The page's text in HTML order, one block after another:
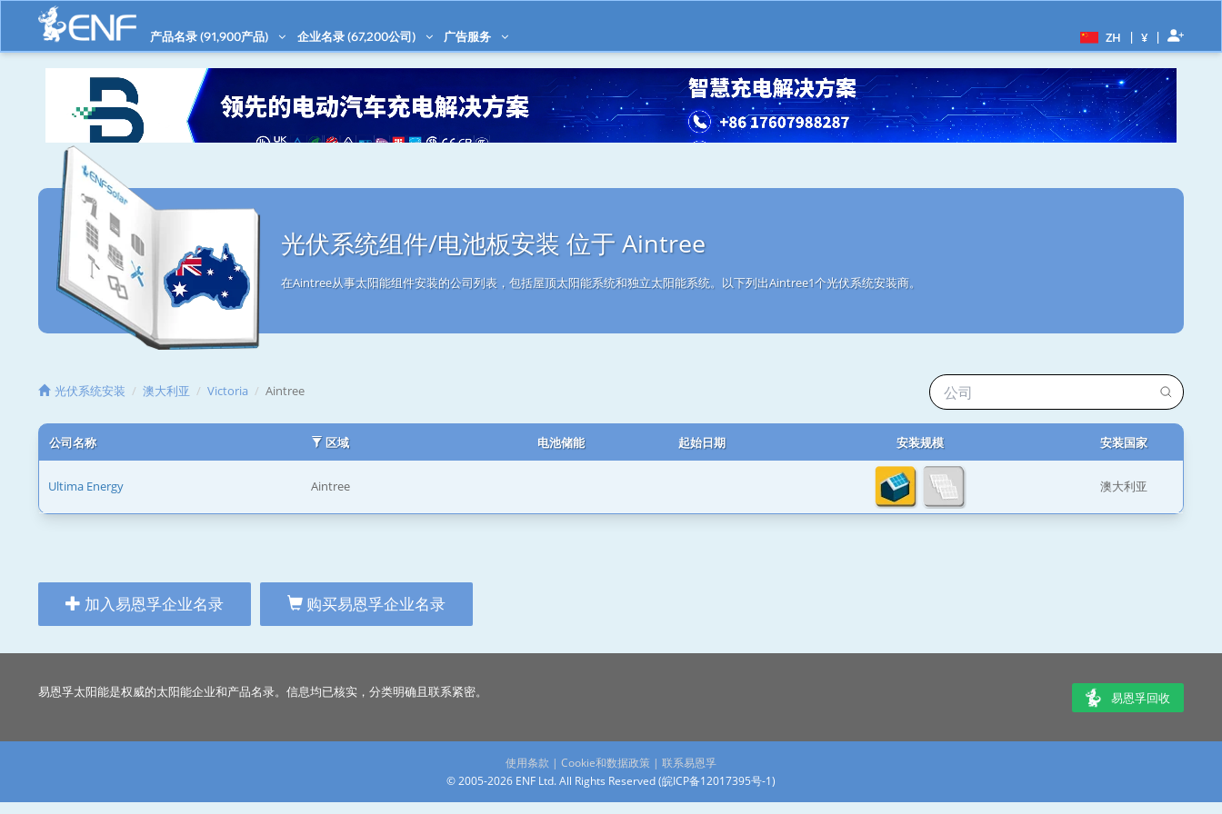
产品名录 (91,900产品) 企业名录 (67,200公司) 广告服务 ZH | ¥ |
光伏系统组件/电池板安装 位于 Aintree
在Aintree从事太阳能组件安装的公司列表，包括屋顶太阳能系统和独立太阳能系统。以下列出Aintree1个光伏系统安装商。
光伏系统安装 澳大利亚 Victoria Aintree
公司名称 区域 电池储能 起始日期 安装规模 安装国家
Ultima Energy Aintree 澳大利亚
加入易恩孚企业名录 购买易恩孚企业名录
易恩孚太阳能是权威的太阳能企业和产品名录。信息均已核实，分类明确且联系紧密。 易恩孚回收
使用条款 | Cookie和数据政策 | 联系易恩孚
© 2005-2026 ENF Ltd. All Rights Reserved (皖ICP备12017395号-1)